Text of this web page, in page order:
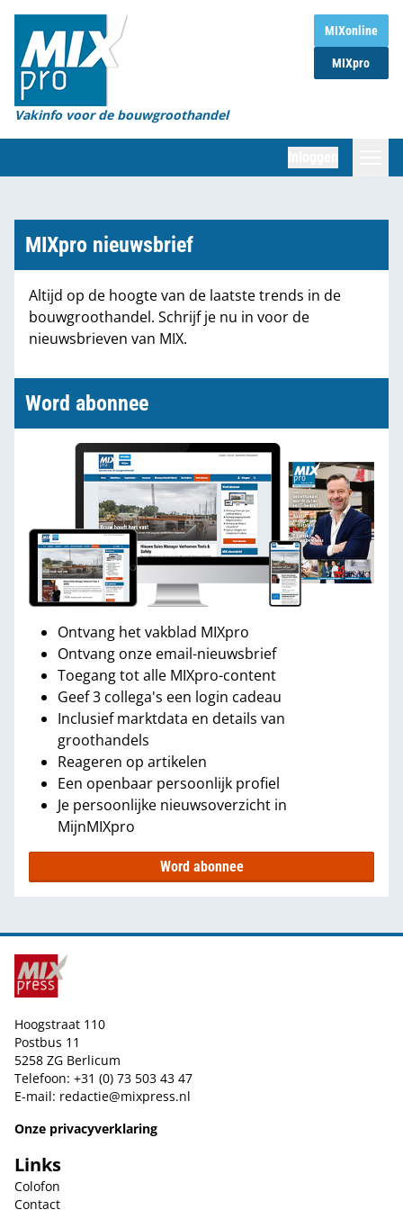
MIXonline
MIXpro
Vakinfo voor de bouwgroothandel
Home
Magazines
Organisaties
Marktcijfers
Partners
MIXpro nieuwsbrief
Altijd op de hoogte van de laatste trends in de
bouwgroothandel. Schrijf je nu in voor de
nieuwsbrieven van MIX.
Word abonnee
Ontvang het vakblad MIXpro
Ontvang onze email-nieuwsbrief
Toegang tot alle MIXpro-content
Geef 3 collega's een login cadeau
Inclusief marktdata en details van
groothandels
Reageren op artikelen
Een openbaar persoonlijk profiel
Je persoonlijke nieuwsoverzicht in
MijnMIXpro
Word abonnee
Hoogstraat 110
Postbus 11
5258 ZG Berlicum
Telefoon: +31 (0) 73 503 43 47
E-mail: redactie@mixpress.nl
Onze privacyverklaring
Links
Colofon
Contact